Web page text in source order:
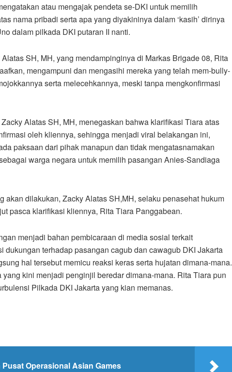
atau mengajak pendeta se-DKI untuk memilih
nama pribadi serta apa yang diyakininya dalam ‘kasih’ dirinya
dalam pilkada DKI putaran II nanti.
SH, MH, yang mendampinginya di Markas Brigade 08, Rita
mengampuni dan mengasihi mereka yang telah mem-bully-
serta melecehkannya, meski tanpa mengkonfirmasi
Alatas SH, MH, menegaskan bahwa klarifikasi Tiara atas
oleh kliennya, sehingga menjadi viral belakangan ini,
paksaan dari pihak manapun dan tidak mengatasnamakan
warga negara untuk memilih pasangan Anies-Sandiaga
akan dilakukan, Zacky Alatas SH,MH, selaku penasehat hukum
pasca klarifikasi kliennya, Rita Tiara Panggabean.
menjadi bahan pembicaraan di media sosial terkait
dukungan terhadap pasangan cagub dan cawagub DKI Jakarta
hal tersebut memicu reaksi keras serta hujatan dimana-mana.
yang kini menjadi penginjil beredar dimana-mana. Rita Tiara pun
Pilkada DKI Jakarta yang kian memanas.
Operasional Asian Games